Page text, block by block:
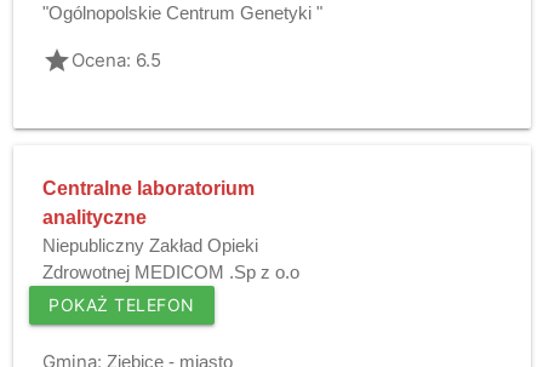
"Ogólnopolskie Centrum Genetyki "
gradeOcena: 6.5
Centralne laboratorium
analityczne
Niepubliczny Zakład Opieki
Zdrowotnej MEDICOM .Sp z o.o
POKAŻ TELEFON
Gmina: Ziębice - miasto